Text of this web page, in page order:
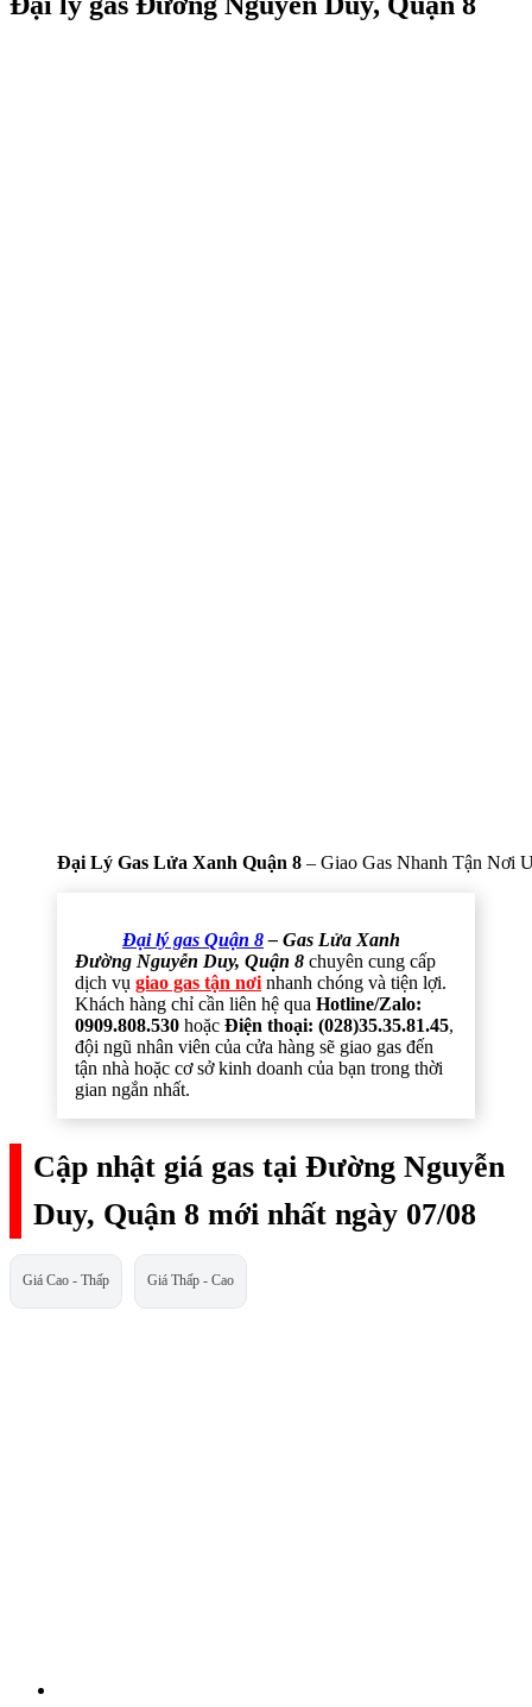
Đại Lý Gas Lửa Xanh Quận 8 – Giao Gas Nhanh Tận Nơi
Đại lý gas Quận 8– Gas Lửa Xanh
Đường Nguyễn Duy, Quận 8 chuyên cung cấp
dịch vụ giao gas tận nơi nhanh chóng và tiện lợi.
Khách hàng chỉ cần liên hệ qua Hotline/Zalo:
0909.808.530 hoặc Điện thoại: (028)35.35.81.45,
đội ngũ nhân viên của cửa hàng sẽ giao gas đến
tận nhà hoặc cơ sở kinh doanh của bạn trong thời
gian ngắn nhất.
Cập nhật giá gas tại Đường Nguyễn
Duy, Quận 8 mới nhất ngày 07/08
Giá Cao - Thấp Giá Thấp - Cao